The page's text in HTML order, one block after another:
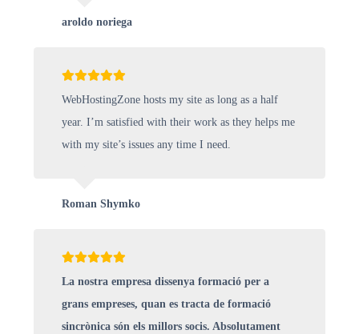
aroldo noriega
WebHostingZone hosts my site as long as a half
year. I’m satisfied with their work as they helps me
with my site’s issues any time I need.
Roman Shymko
La nostra empresa dissenya formació per a
grans empreses, quan es tracta de formació
sincrònica són els millors socis. Absolutament